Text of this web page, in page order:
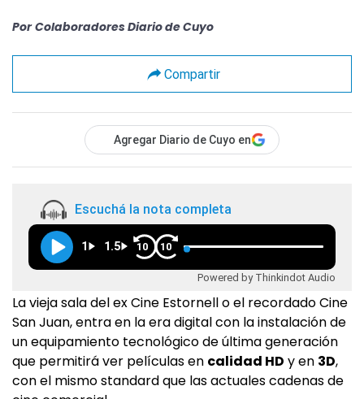
Por Colaboradores Diario de Cuyo
Compartir
Agregar Diario de Cuyo en
Escuchá la nota completa
1 1.5 10 10
Powered by Thinkindot Audio
La vieja sala del ex Cine Estornell o el recordado Cine
San Juan, entra en la era digital con la instalación de
un equipamiento tecnológico de última generación
que permitirá ver películas en calidad HD y en 3D,
con el mismo standard que las actuales cadenas de